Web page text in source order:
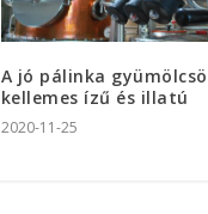
A jó pálinka
kellemes ízű és illatú
2020-11-25